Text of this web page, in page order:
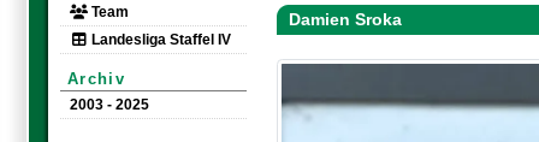
Team
Landesliga Staffel IV
Archiv
2003 - 2025
Damien Sroka